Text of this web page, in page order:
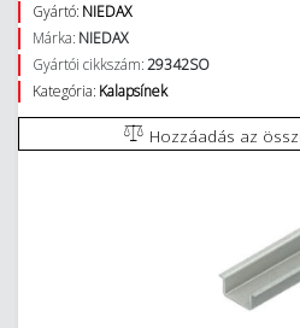
Gyártó: NIEDAX
Márka: NIEDAX
Gyártói cikkszám:29342SO
Kategória: Kalapsínek
Hozzáadás az